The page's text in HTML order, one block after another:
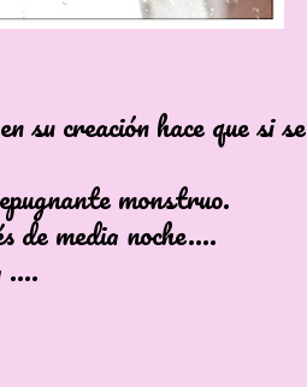
creación hace que si se
monstruo.
media noche....